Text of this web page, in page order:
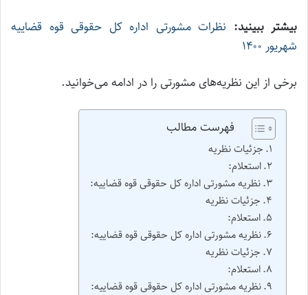
بیشتر ببینید: نظرات مشورتی اداره کل حقوقی قوه قضاییه
شهریور ۱۴۰۰
برخی از این نظریه‌های مشورتی را در ادامه می‌خوانید.
فهرست مطالب
جزئیات نظریه
استعلام:
نظریه مشورتی اداره کل حقوقی قوه قضاییه:
جزئیات نظریه
استعلام:
نظریه مشورتی اداره کل حقوقی قوه قضاییه:
جزئیات نظریه
استعلام:
نظریه مشورتی اداره کل حقوقی قوه قضاییه: